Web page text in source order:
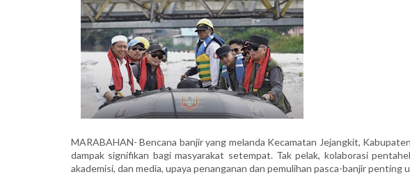
MARABAHAN- Bencana banjir yang melanda Kecamatan Jejangkit,
dampak signifikan bagi masyarakat setempat. Tak pelak, kolaborasi
akademisi, dan media, upaya penanganan dan pemulihan pasca-banjir penting